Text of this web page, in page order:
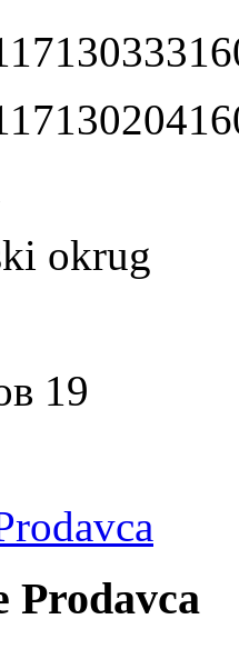
okrug
19